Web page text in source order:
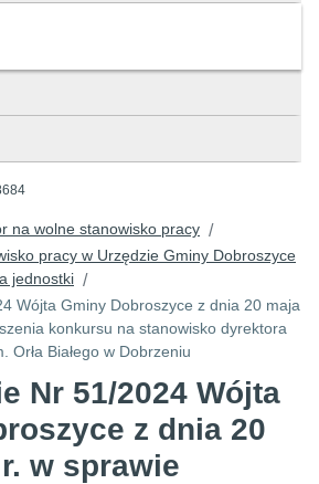
na wolne stanowisko pracy /
pracy w Urzędzie Gminy Dobroszyce
jednostki /
Wójta Gminy Dobroszyce z dnia 20 maja
konkursu na stanowisko dyrektora
Orła Białego w Dobrzeniu
Nr 51/2024 Wójta
z dnia 20
w sprawie